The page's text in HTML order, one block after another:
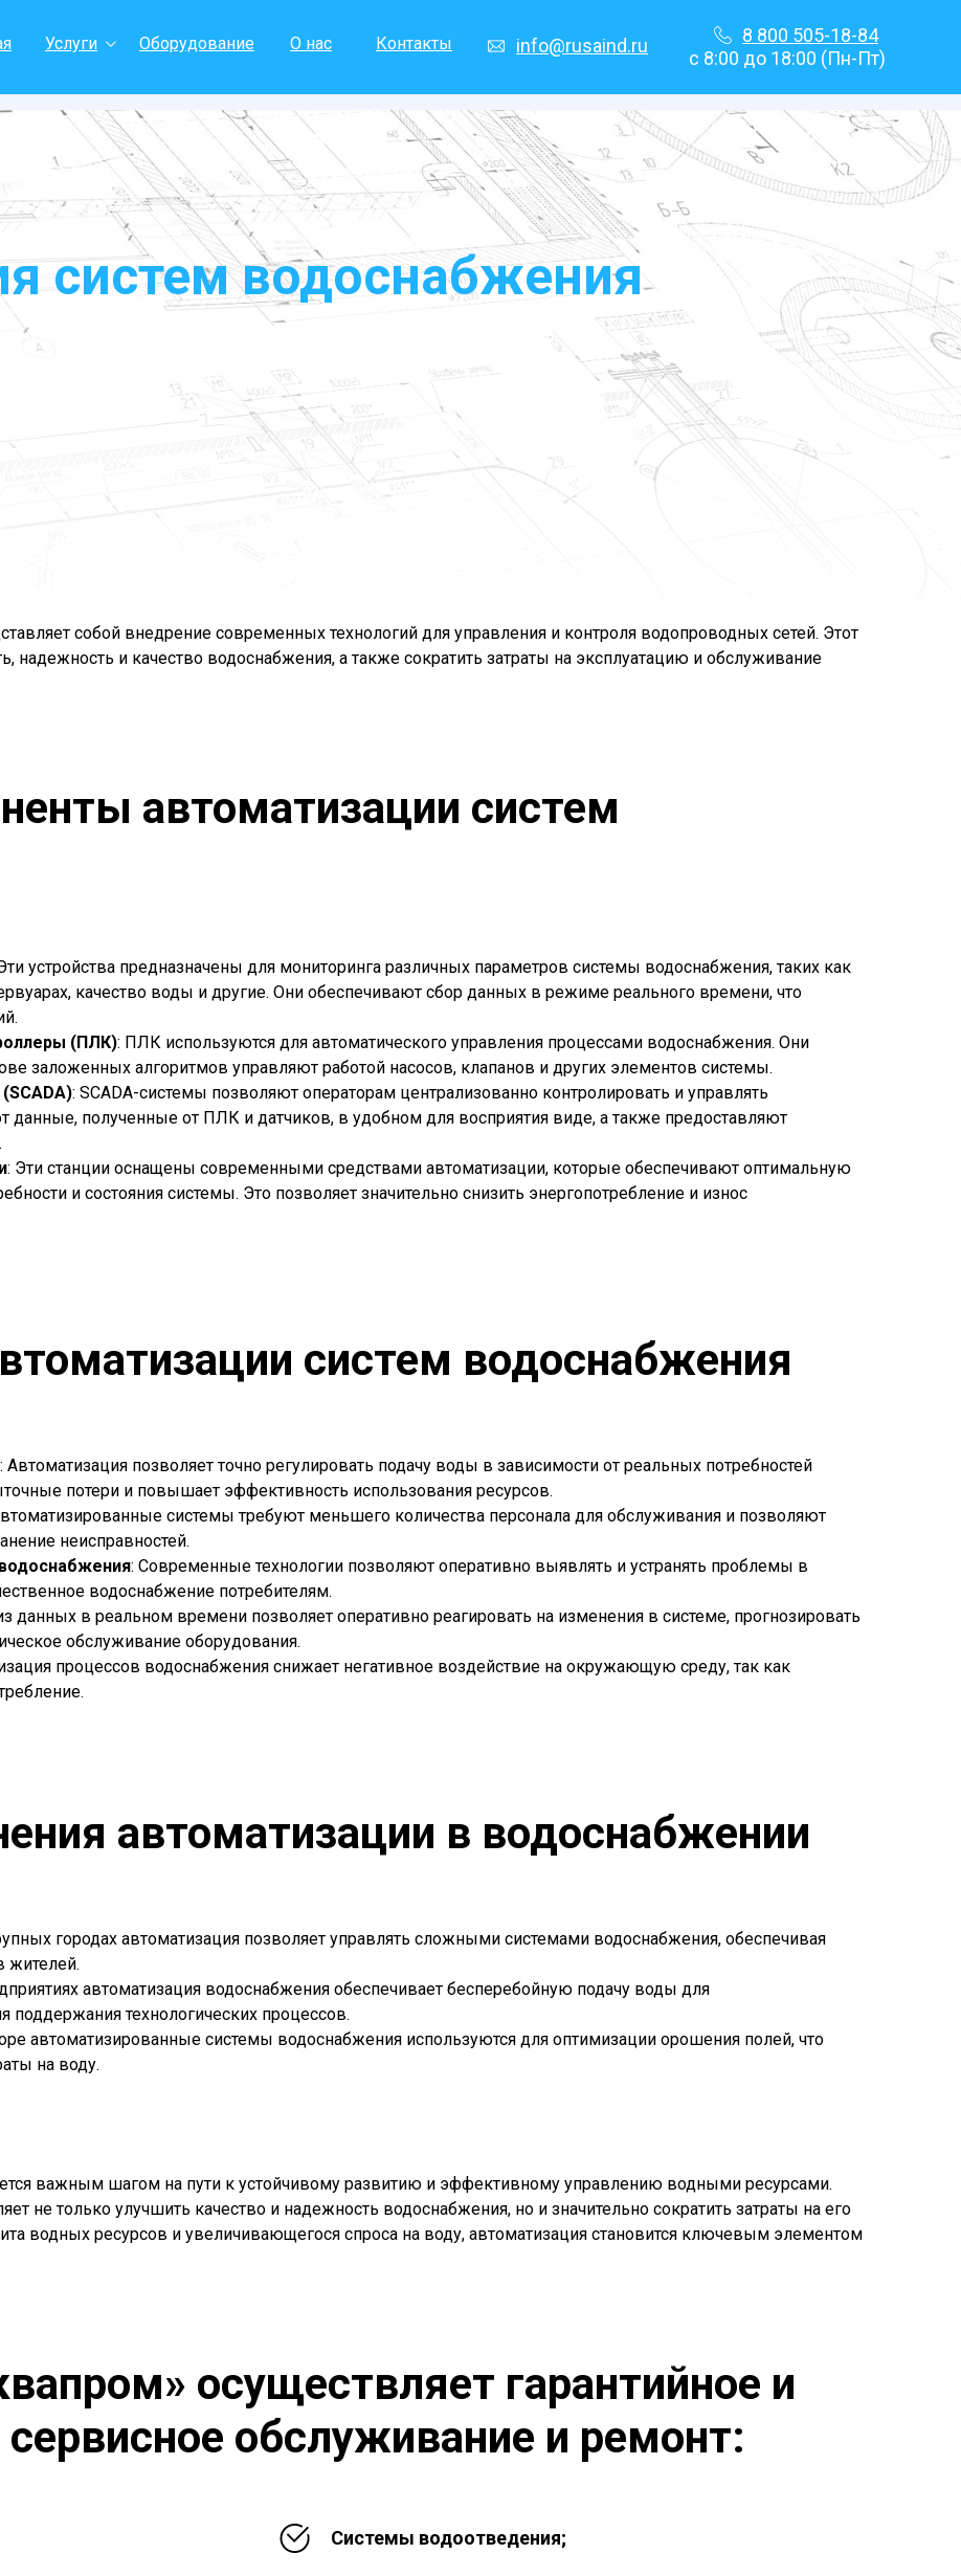
Оборудование О нас Контакты
Услуги 8 800 505-18-84
info@rusaind.ru
с 8:00 до 18:00 (Пн-Пт)
систем водоснабжения
собой внедрение современных технологий для управления и контроля водопроводных сетей. Этот
надежность и качество водоснабжения, а также сократить затраты на эксплуатацию и обслуживание
автоматизации систем
устройства предназначены для мониторинга различных параметров системы водоснабжения, таких как
качество воды и другие. Они обеспечивают сбор данных в режиме реального времени, что
(ПЛК): ПЛК используются для автоматического управления процессами водоснабжения. Они
заложенных алгоритмов управляют работой насосов, клапанов и других элементов системы.
: SCADA-системы позволяют операторам централизованно контролировать и управлять
полученные от ПЛК и датчиков, в удобном для восприятия виде, а также предоставляют
: Эти станции оснащены современными средствами автоматизации, которые обеспечивают оптимальную
и состояния системы. Это позволяет значительно снизить энергопотребление и износ
систем водоснабжения
: Автоматизация позволяет точно регулировать подачу воды в зависимости от реальных потребностей
потери и повышает эффективность использования ресурсов.
системы требуют меньшего количества персонала для обслуживания и позволяют
неисправностей.
: Современные технологии позволяют оперативно выявлять и устранять проблемы в
водоснабжение потребителям.
данных в реальном времени позволяет оперативно реагировать на изменения в системе, прогнозировать
обслуживание оборудования.
процессов водоснабжения снижает негативное воздействие на окружающую среду, так как
автоматизации в водоснабжении
городах автоматизация позволяет управлять сложными системами водоснабжения, обеспечивая
жителей.
автоматизация водоснабжения обеспечивает бесперебойную подачу воды для
технологических процессов.
автоматизированные системы водоснабжения используются для оптимизации орошения полей, что
на воду.
важным шагом на пути к устойчивому развитию и эффективному управлению водными ресурсами.
не только улучшить качество и надежность водоснабжения, но и значительно сократить затраты на его
водных ресурсов и увеличивающегося спроса на воду, автоматизация становится ключевым элементом
осуществляет гарантийное и
сервисное обслуживание и ремонт:
Системы водоотведения;